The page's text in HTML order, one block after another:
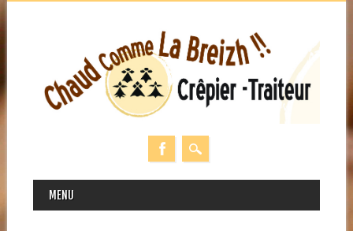
MAIN MENU
MENU